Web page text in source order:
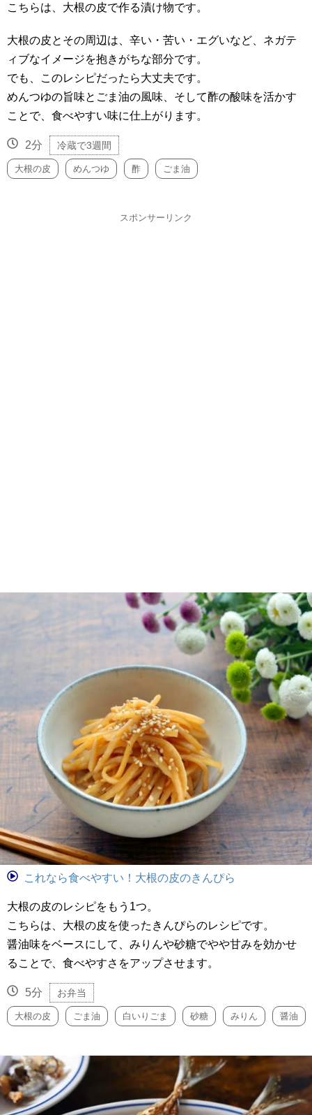
こちらは、大根の皮で作る漬け物です。
大根の皮とその周辺は、辛い・苦い・エグいなど、ネガテ
ィブなイメージを抱きがちな部分です。
でも、このレシピだったら大丈夫です。
めんつゆの旨味とごま油の風味、そして酢の酸味を活かす
ことで、食べやすい味に仕上がります。
2分 冷蔵で3週間
大根の皮 めんつゆ 酢 ごま油
スポンサーリンク
これなら食べやすい！大根の皮のきんぴら
大根の皮のレシピをもう1つ。
こちらは、大根の皮を使ったきんぴらのレシピです。
醤油味をベースにして、みりんや砂糖でやや甘みを効かせ
ることで、食べやすさをアップさせます。
5分 お弁当
大根の皮 ごま油 白いりごま 砂糖 みりん 醤油